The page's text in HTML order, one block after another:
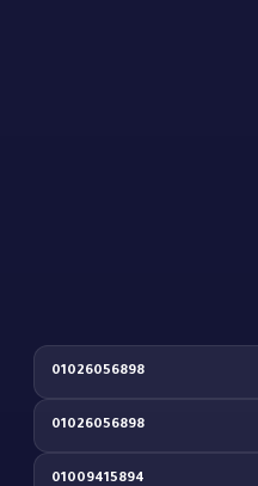
01026056898
01026056898
01009415894